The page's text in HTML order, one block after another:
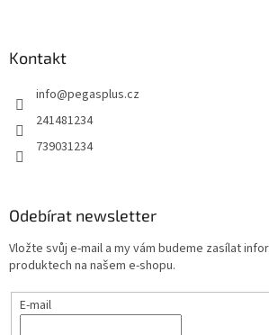
Kontakt
info@pegasplus.cz
241481234
739031234
Odebírat newsletter
Vložte svůj e-mail a my vám budeme zasílat
produktech na našem e-shopu.
E-mail